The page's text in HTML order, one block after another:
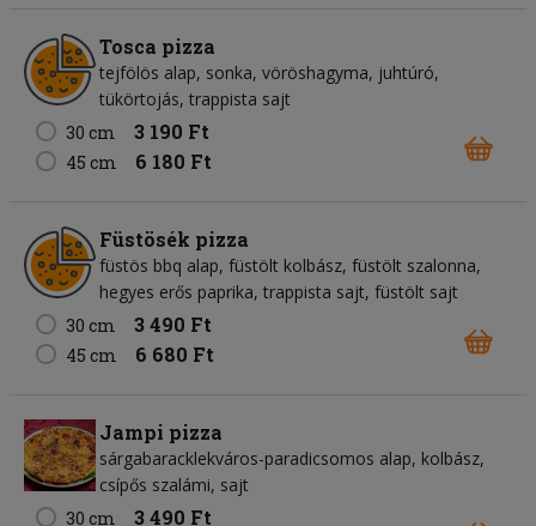
Tosca pizza
tejfölös alap, sonka, vöröshagyma, juhtúró,
tükörtojás, trappista sajt
30 cm
3 190 Ft
45 cm 6 180 Ft
Füstösék pizza
füstös bbq alap, füstölt kolbász, füstölt szalonna,
hegyes erős paprika, trappista sajt, füstölt sajt
30 cm
3 490 Ft
45 cm 6 680 Ft
Jampi pizza
sárgabaracklekváros-paradicsomos alap, kolbász,
csípős szalámi, sajt
30 cm
3 490 Ft